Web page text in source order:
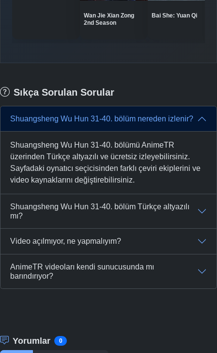
Wan Jie Xian Zong
2nd Season
Bai She: Yuan Qi
Sıkça Sorulan Sorular
Shuangsheng Wu Hun 31-40. bölüm nereden izlenir?
Shuangsheng Wu Hun 31-40. bölümü AnimeTR
üzerinden Türkçe altyazılı ve ücretsiz izleyebilirsiniz.
Sayfadaki oynatıcı seçicisinden farklı çeviri ekiplerini ve
video kaynaklarını değiştirebilirsiniz.
Shuangsheng Wu Hun 31-40. bölüm Türkçe altyazılı
mı?
Video açılmıyor, ne yapmalıyım?
AnimeTR videoları kendi sunucusunda mı
barındırıyor?
Yorumlar 0